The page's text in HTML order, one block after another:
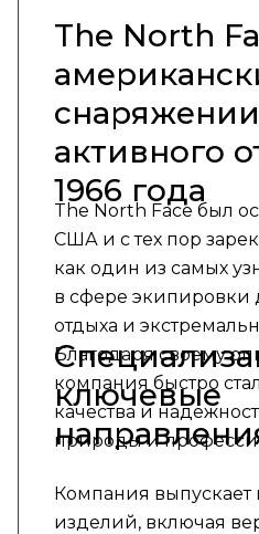
The North
активного
1966 года
The North Face был
США и с тех пор
как один из самых
в сфере экипировки
отдыха и
Благодаря своему
компания быстро
качества и
природы и
ключевые
Компания
изделий, включая